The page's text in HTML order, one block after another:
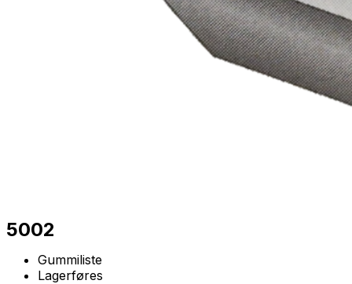
5002
Gummiliste
Lagerføres